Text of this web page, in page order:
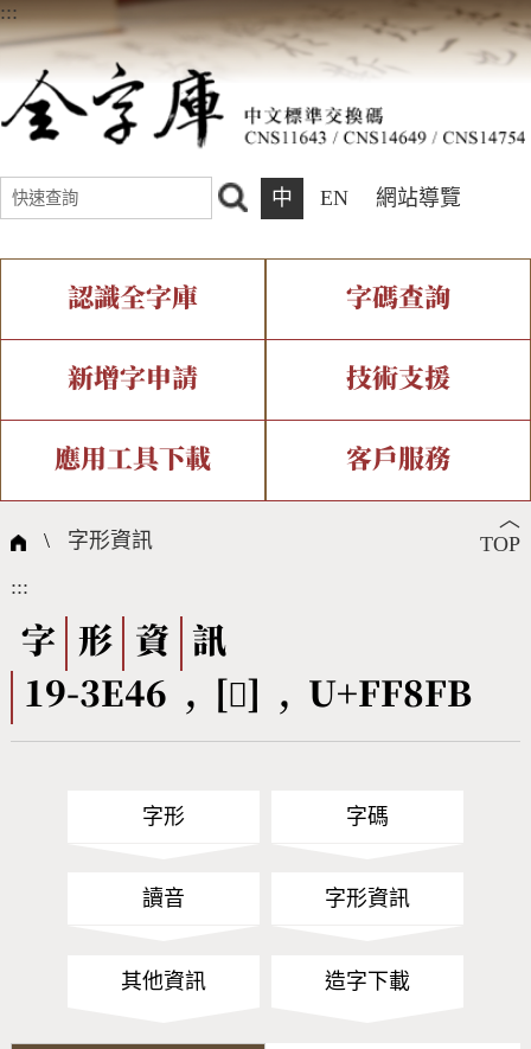
:::
中 EN 網站導覽
認識全字庫
全字庫介紹 全字庫現況
中文碼介紹 專有名詞介紹
國際字碼相關組織
字碼查詢
IDS查詢 部件查詢
複合查詢 注音查詢
筆畫查詢
筆順序查詢
CNS查詢 Unicode查詢
新增字申請
新字申請處理流程
技術支援
字形即時顯示 造字解決方案
全字庫授權 轉碼Web Service
應用工具下載
個人電腦造字處理工具
字形下載
客戶服務
問題集
熱門查詢統計
︿
TOP
\ 字形資訊
:::
字 形 資
訊
19-3E46 , [󿣻] , U+FF8FB
字形 字碼
讀音 字形資訊
其他資訊 造字下載